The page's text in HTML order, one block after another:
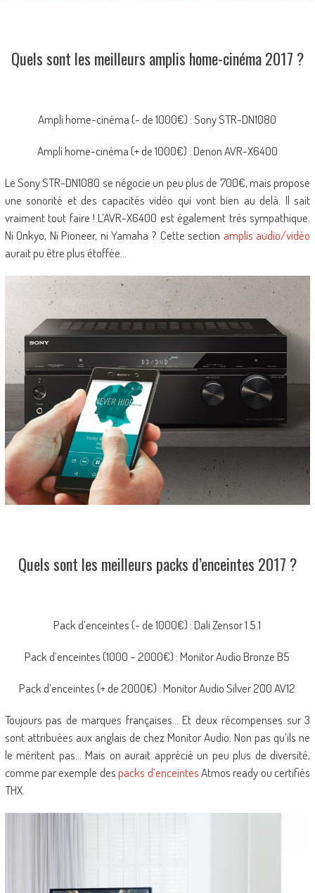
Quels sont les meilleurs amplis home-cinéma 2017 ?
Ampli home-cinéma (- de 1000€) : Sony STR-DN1080
Ampli home-cinéma (+ de 1000€) : Denon AVR-X6400
Le Sony STR-DN1080 se négocie un peu plus de 700€, mais propose
une sonorité et des capacités vidéo qui vont bien au delà. Il sait
vraiment tout faire ! L’AVR-X6400 est également très sympathique.
Ni Onkyo, Ni Pioneer, ni Yamaha ? Cette section amplis audio/vidéo
aurait pu être plus étoffée…
Quels sont les meilleurs packs d’enceintes 2017 ?
Pack d’enceintes (- de 1000€) : Dali Zensor 1 5.1
Pack d’enceintes (1000 – 2000€) : Monitor Audio Bronze B5
Pack d’enceintes (+ de 2000€) : Monitor Audio Silver 200 AV12
Toujours pas de marques françaises… Et deux récompenses sur 3
sont attribuées aux anglais de chez Monitor Audio. Non pas qu’ils ne
le méritent pas… Mais on aurait apprécié un peu plus de diversité,
comme par exemple despacks d’enceintesAtmos ready ou certifiés
THX.